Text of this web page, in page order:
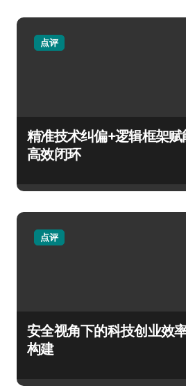
点评
精准技术纠偏+逻辑框架赋
高效闭环
点评
安全视角下的科技创业效
构建